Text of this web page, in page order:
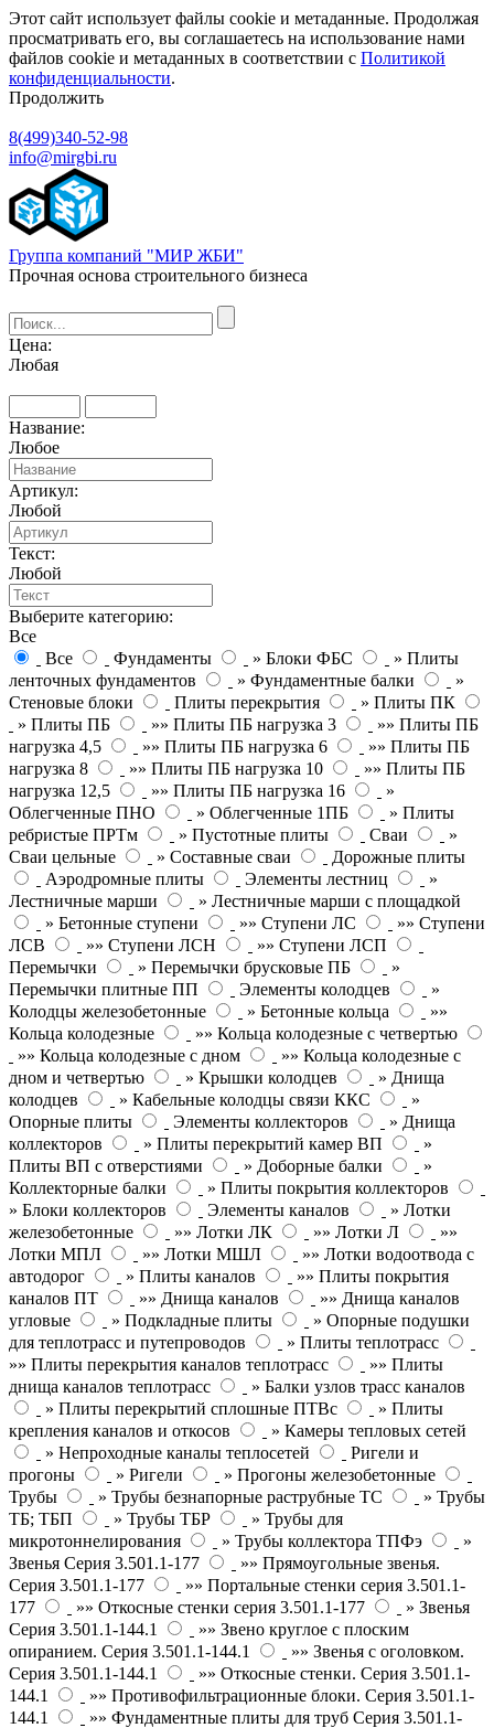
Этот сайт использует файлы cookie и метаданные. Продолжая
просматривать его, вы соглашаетесь на использование нами
файлов cookie и метаданных в соответствии с Политикой
конфиденциальности.
Продолжить
8(499)340-52-98
info@mirgbi.ru
Группа компаний "МИР ЖБИ"
Прочная основа строительного бизнеса
Цена:
Любая
Название:
Любое
Артикул:
Любой
Текст:
Любой
Выберите категорию:
Все
Все
Фундаменты » Блоки ФБС
» Плиты
ленточных фундаментов
» Фундаментные балки
»
Стеновые блоки
Плиты перекрытия
» Плиты ПК
» Плиты ПБ
»» Плиты ПБ нагрузка 3
»» Плиты ПБ
нагрузка 4,5
»» Плиты ПБ нагрузка 6
»» Плиты ПБ
нагрузка 8
»» Плиты ПБ нагрузка 10
»» Плиты ПБ
нагрузка 12,5
»» Плиты ПБ нагрузка 16
»
Облегченные ПНО
» Облегченные 1ПБ
» Плиты
ребристые ПРТм
» Пустотные плиты Сваи
»
Сваи цельные
» Составные сваи
Дорожные плиты
Аэродромные плиты
Элементы лестниц
»
Лестничные марши
» Лестничные марши с площадкой
» Бетонные ступени
»» Ступени ЛС
»» Ступени
ЛСВ
»» Ступени ЛСН
»» Ступени ЛСП
Перемычки
» Перемычки брусковые ПБ
»
Перемычки плитные ПП
Элементы колодцев
»
Колодцы железобетонные
» Бетонные кольца
»»
Кольца колодезные
»» Кольца колодезные с четвертью
»» Кольца колодезные с дном
»» Кольца колодезные с
дном и четвертью
» Крышки колодцев
» Днища
колодцев
» Кабельные колодцы связи ККС
»
Опорные плиты
Элементы коллекторов
» Днища
коллекторов
» Плиты перекрытий камер ВП
»
Плиты ВП с отверстиями
» Доборные балки
»
Коллекторные балки
» Плиты покрытия коллекторов
» Блоки коллекторов
Элементы каналов
» Лотки
железобетонные
»» Лотки ЛК »» Лотки Л
»»
Лотки МПЛ
»» Лотки МШЛ
»» Лотки водоотвода с
автодорог
» Плиты каналов
»» Плиты покрытия
каналов ПТ
»» Днища каналов
»» Днища каналов
угловые
» Подкладные плиты
» Опорные подушки
для теплотрасс и путепроводов
» Плиты теплотрасс
»» Плиты перекрытия каналов теплотрасс
»» Плиты
днища каналов теплотрасс
» Балки узлов трасс каналов
» Плиты перекрытий сплошные ПТВс
» Плиты
крепления каналов и откосов
» Камеры тепловых сетей
» Непроходные каналы теплосетей
Ригели и
прогоны
» Ригели
» Прогоны железобетонные
Трубы
» Трубы безнапорные раструбные ТС
» Трубы
ТБ; ТБП
» Трубы ТБР
» Трубы для
микротоннелирования
» Трубы коллектора ТПФэ
»
Звенья Серия 3.501.1-177
»» Прямоугольные звенья.
Серия 3.501.1-177
»» Портальные стенки серия 3.501.1-
177
»» Откосные стенки серия 3.501.1-177
» Звенья
Серия 3.501.1-144.1
»» Звено круглое с плоским
опиранием. Серия 3.501.1-144.1
»» Звенья с оголовком.
Серия 3.501.1-144.1
»» Откосные стенки. Серия 3.501.1-
144.1
»» Противофильтрационные блоки. Серия 3.501.1-
144.1
»» Фундаментные плиты для труб Серия 3.501.1-